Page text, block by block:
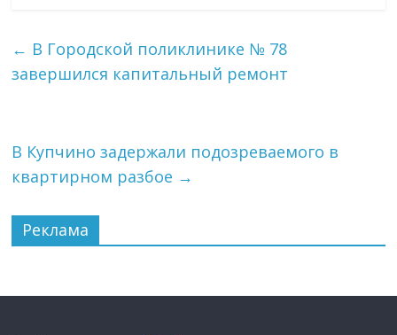
← В Городской поликлинике № 78
завершился капитальный ремонт
В Купчино задержали подозреваемого в
квартирном разбое →
Реклама